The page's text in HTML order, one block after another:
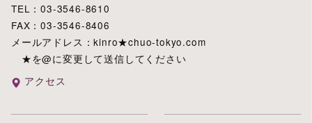
TEL：03-3546-8610
FAX：03-3546-8406
メールアドレス：kinro★chuo-tokyo.com
★を@に変更して送信してください
アクセス